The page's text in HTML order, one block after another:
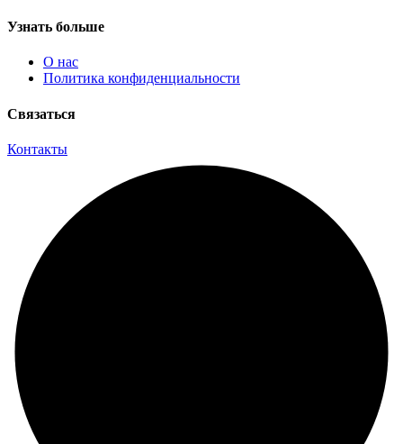
Узнать больше
О нас
Политика конфиденциальности
Связаться
Контакты